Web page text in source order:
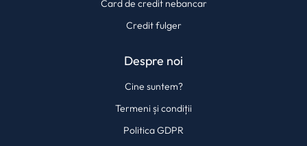
Card de credit nebancar
Credit fulger
Despre noi
Cine suntem?
Termeni și condiții
Politica GDPR